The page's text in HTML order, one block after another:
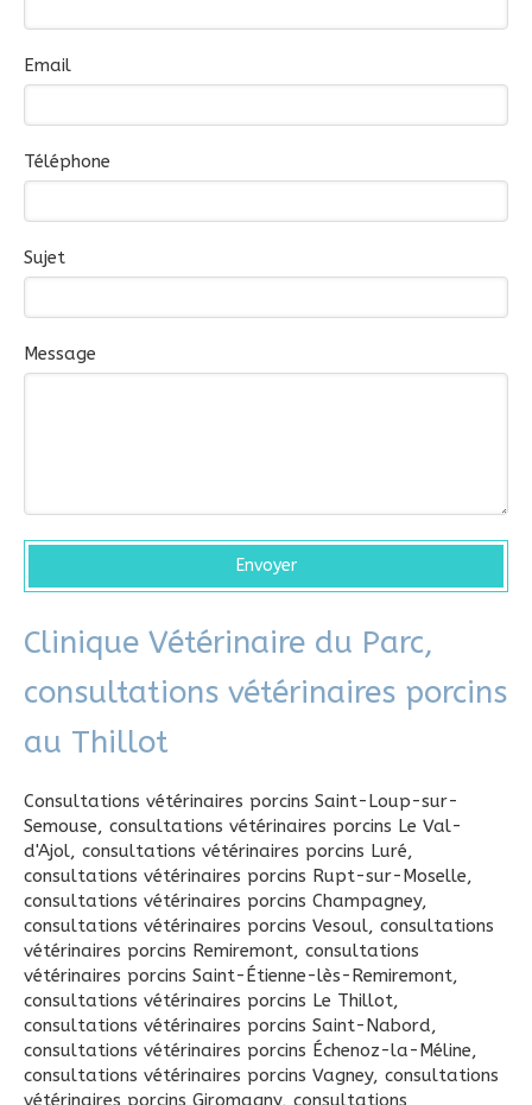
Email
Téléphone
Sujet
Message
Envoyer
Clinique Vétérinaire du Parc,
consultations vétérinaires porcins
au Thillot
Consultations vétérinaires porcins Saint-Loup-sur-
Semouse, consultations vétérinaires porcins Le Val-
d'Ajol, consultations vétérinaires porcins Luré,
consultations vétérinaires porcins Rupt-sur-Moselle,
consultations vétérinaires porcins Champagney,
consultations vétérinaires porcins Vesoul, consultations
vétérinaires porcins Remiremont, consultations
vétérinaires porcins Saint-Étienne-lès-Remiremont,
consultations vétérinaires porcins Le Thillot,
consultations vétérinaires porcins Saint-Nabord,
consultations vétérinaires porcins Échenoz-la-Méline,
consultations vétérinaires porcins Vagney, consultations
vétérinaires porcins Giromagny, consultations